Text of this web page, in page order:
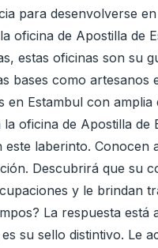
para desenvolverse
oficina de Apostilla de
estas oficinas son su
bases como
en Estambul con
la oficina de Apostilla
este laberinto. Conocen
Descubrirá que su
y le brindan
La respuesta está
es su sello distintivo. Le